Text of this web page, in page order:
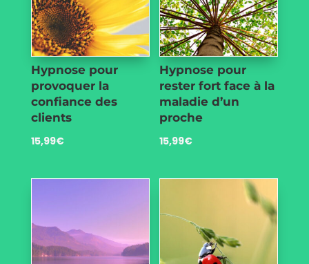
Hypnose pour
provoquer la
confiance des
clients
15,99€
Hypnose pour
rester fort face à la
maladie d’un
proche
15,99€